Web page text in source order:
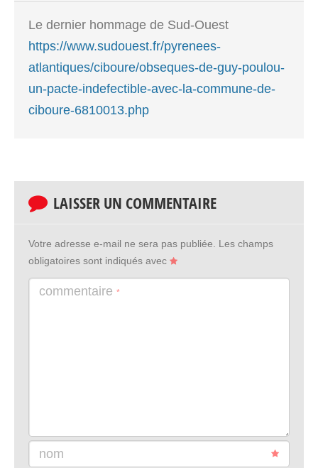
Le dernier hommage de Sud-Ouest
https://www.sudouest.fr/pyrenees-
atlantiques/ciboure/obseques-de-guy-poulou-
un-pacte-indefectible-avec-la-commune-de-
ciboure-6810013.php
LAISSER UN COMMENTAIRE
Votre adresse e-mail ne sera pas publiée.
Les champs
obligatoires sont indiqués avec
commentaire *
nom